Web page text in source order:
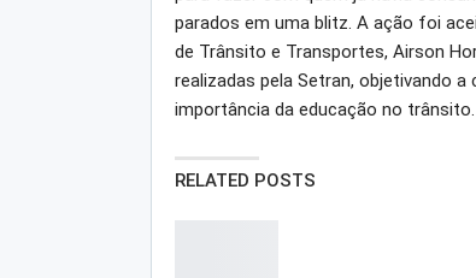
parados em uma blitz. A ação foi
de Trânsito e Transportes, Airson
realizadas pela Setran, objetivando
importância da educação no trânsito.
RELATED POSTS